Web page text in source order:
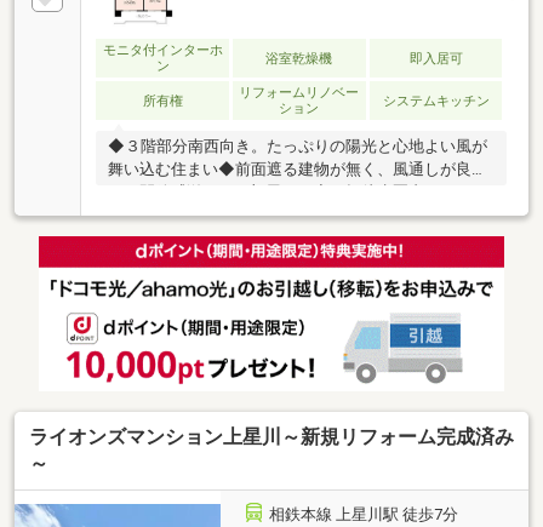
モニタ付インターホ
ン
浴室乾燥機 即入居可
所有権
リフォームリノベー
ション
システムキッチン
◆３階部分南西向き。たっぷりの陽光と心地よい風が
舞い込む住まい◆前面遮る建物が無く、風通しが良
ーやコンビニ等買物施設が充実しています◆3面鏡タ
イプの洗面台で収納たっぷり◆浴室には浴室換気乾燥
機付で毎日快適なバスタイムを◆モニター付インター
ホンでセキュリティ面にも配慮◆内装リフォーム済。
ます
ライオンズマンション上星川～新規リフォーム完成済み
～
相鉄本線 上星川駅 徒歩7分